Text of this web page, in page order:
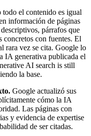
todo el contenido es igual
información de páginas
párrafos que
concretos con fuentes. El
rara vez se cita. Google lo
IA generativa publicada el
AI search is still
la base.
Google actualizó sus
cómo la IA
Las páginas con
y evidencia de expertise
de ser citadas.